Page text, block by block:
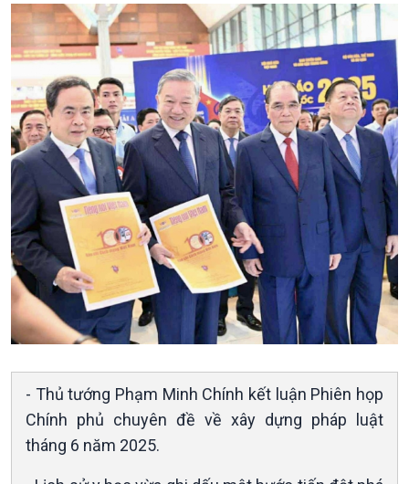
Pháp luật và đời sống
Kinh tế
Tin Kinh tế
Trước giờ mở cửa
Dòng chảy Kinh tế
Sức sống hàng Việt
Khởi nghiệp
Tuyên chiến với gian lận
thương mại
Nông nghiệp & Biển đảo
Tin Nông nghiệp & Biển
đảo
Mùa vàng
Biển đảo Việt Nam
Tâm tình biên giới và hải
đảo
Tìm hiểu biển, đảo Việt
Nam
- Thủ tướng Phạm Minh Chính kết luận Phiên họp
Chính phủ chuyên đề về xây dựng pháp luật
tháng 6 năm 2025.